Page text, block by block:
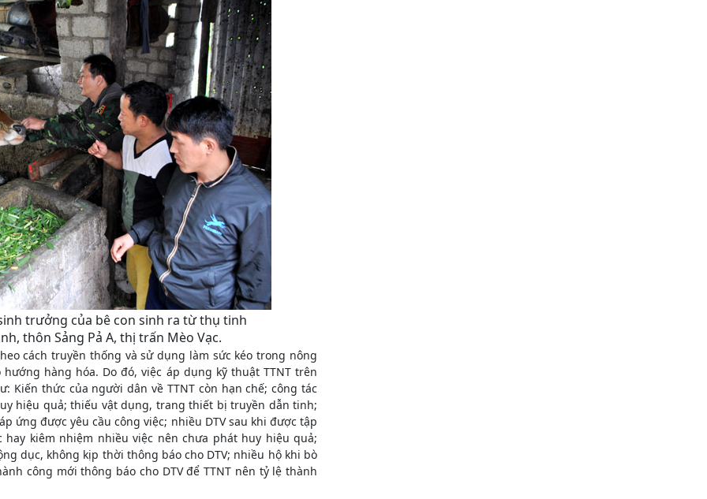
trưởng của bê con sinh ra từ thụ tinh
thôn Sảng Pả A, thị trấn Mèo Vạc.
cách truyền thống và sử dụng làm sức kéo trong nông
hàng hóa. Do đó, việc áp dụng kỹ thuật TTNT trên
Kiến thức của người dân về TTNT còn hạn chế; công tác
hiệu quả; thiếu vật dụng, trang thiết bị truyền dẫn tinh;
ứng được yêu cầu công việc; nhiều DTV sau khi được tập
kiêm nhiệm nhiều việc nên chưa phát huy hiệu quả;
dục, không kịp thời thông báo cho DTV; nhiều hộ khi bò
công mới thông báo cho DTV để TTNT nên tỷ lệ thành